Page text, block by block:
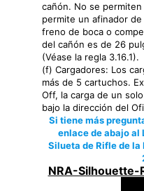
cañón. No se
permite un afinador
freno de boca o
del cañón es de 26
(Véase la regla 3.16.1).
(f) Cargadores: Los
más de 5 cartuchos.
Off, la carga de un
bajo la dirección del
Si tiene más
enlace de abajo al
Silueta de Rifle de la
NRA-